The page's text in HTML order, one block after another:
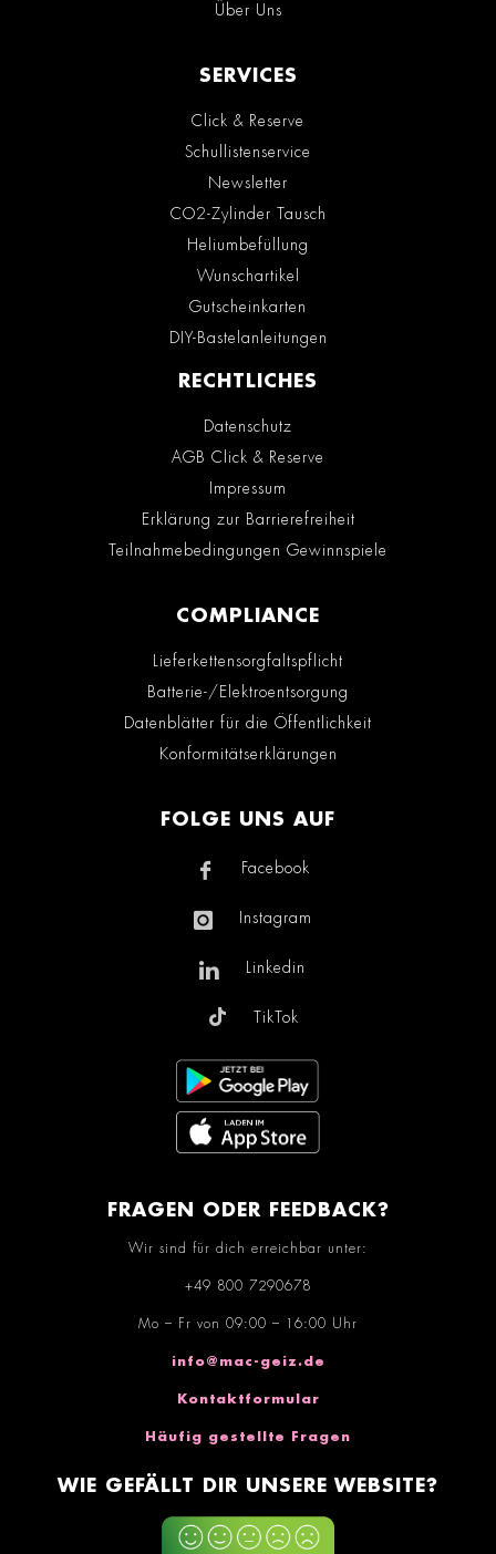
Über Uns
SERVICES
Click & Reserve
Schullistenservice
Newsletter
CO2-Zylinder Tausch
Heliumbefüllung
Wunschartikel
Gutscheinkarten
DIY-Bastelanleitungen
RECHTLICHES
Datenschutz
AGB Click & Reserve
Impressum
Erklärung zur Barrierefreiheit
Teilnahmebedingungen Gewinnspiele
COMPLIANCE
Lieferkettensorgfaltspflicht
Batterie-/Elektroentsorgung
Datenblätter für die Öffentlichkeit
Konformitätserklärungen
FOLGE UNS AUF
Facebook
Instagram
Linkedin
TikTok
FRAGEN ODER FEEDBACK?
Wir sind für dich erreichbar unter:
+49 800 7290678
Mo – Fr von 09:00 – 16:00 Uhr
info@mac-geiz.de
Kontaktformular
Häufig gestellte Fragen
WIE GEFÄLLT DIR UNSERE WEBSITE?